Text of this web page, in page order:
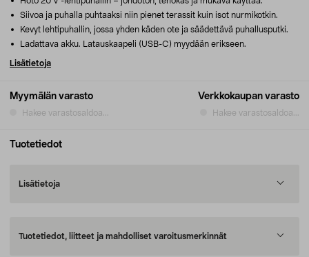
Myymälän varasto
Hakee varastosaldoa...
Verkkokaupan varasto
Hakee varastosaldoa...
Siivoa ja puhalla puhtaaksi niin pienet terassit kuin isot nurmikotkin.
Kevyt lehtipuhallin, jossa yhden käden ote ja säädettävä puhallusputki.
Ladattava akku. Latauskaapeli (USB-C) myydään erikseen.
Lisätietoja
Tuotetiedot
Lisätietoja
Tuotetiedot, liitteet ja mahdolliset varoitusmerkinnät